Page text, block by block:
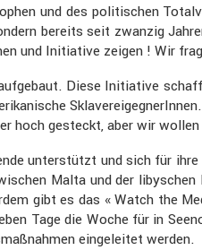
und des politi­schen
bereits seit zwanzig
und Initia­tive zeigen ! Wir
Diese Initia­tive
gesteckt, aber wir
unter­stützt und sich für
Malta und der
gibt es das « Watch the
Tage die Woche für in
einge­leitet werden.